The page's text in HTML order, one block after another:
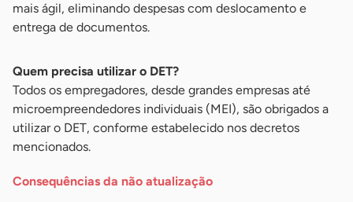
mais ágil, eliminando despesas com deslocamento e
entrega de documentos.
Quem precisa utilizar o DET?
Todos os empregadores, desde grandes empresas até
microempreendedores individuais (MEI), são obrigados a
utilizar o DET, conforme estabelecido nos decretos
mencionados.
Consequências da não atualização